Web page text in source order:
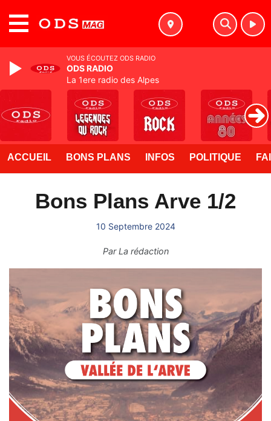
ACCUEIL BONS PLANS INFOS POLITIQUE
Bons Plans Arve 1/2
10 Septembre 2024
ParLa rédaction
VOUS ÉCOUTEZ ODS RADIO
ODS RADIO
La 1ere radio des Alpes